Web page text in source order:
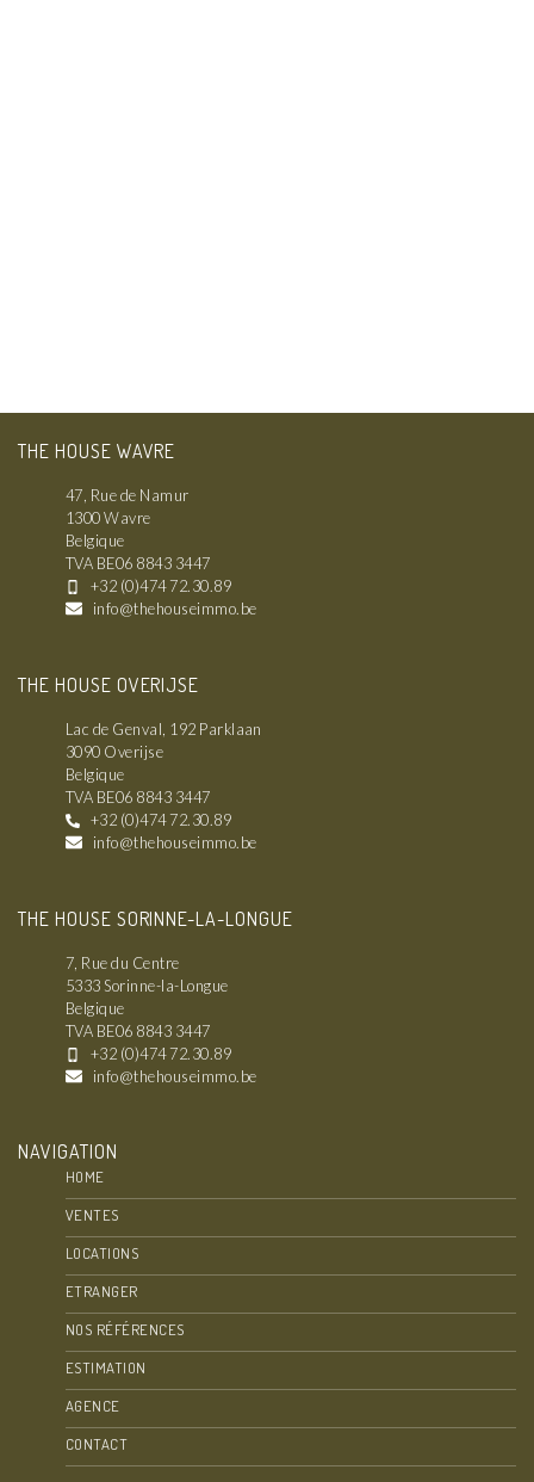
THE HOUSE WAVRE
47, Rue de Namur
1300 Wavre
Belgique
TVA BE06 8843 3447
+32 (0)474 72.30.89
info@thehouseimmo.be
THE HOUSE OVERIJSE
Lac de Genval, 192 Parklaan
3090 Overijse
Belgique
TVA BE06 8843 3447
+32 (0)474 72.30.89
info@thehouseimmo.be
THE HOUSE SORINNE-LA-LONGUE
7, Rue du Centre
5333 Sorinne-la-Longue
Belgique
TVA BE06 8843 3447
+32 (0)474 72.30.89
info@thehouseimmo.be
NAVIGATION
HOME
VENTES
LOCATIONS
ETRANGER
NOS RÉFÉRENCES
ESTIMATION
AGENCE
CONTACT